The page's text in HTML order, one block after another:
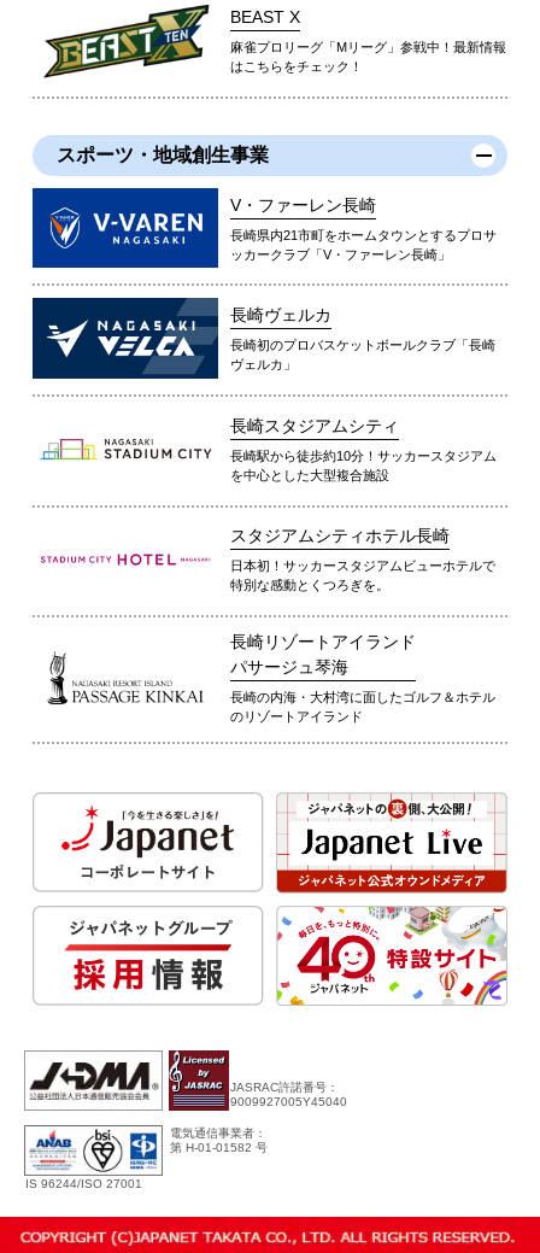
BEAST X
麻雀プロリーグ「Mリーグ」参戦中！最新情報
はこちらをチェック！
スポーツ・地域創生事業
V・ファーレン長崎
長崎県内21市町をホームタウンとするプロサ
ッカークラブ「V・ファーレン長崎」
長崎ヴェルカ
長崎初のプロバスケットボールクラブ「長崎
ヴェルカ」
長崎スタジアムシティ
長崎駅から徒歩約10分！サッカースタジアム
を中心とした大型複合施設
スタジアムシティホテル長崎
日本初！サッカースタジアムビューホテルで
特別な感動とくつろぎを。
長崎リゾートアイランド
パサージュ琴海
長崎の内海・大村湾に面したゴルフ＆ホテル
のリゾートアイランド
JASRAC許諾番号：
9009927005Y45040
IS 96244/ISO 27001
電気通信事業者：
第 H-01-01582 号